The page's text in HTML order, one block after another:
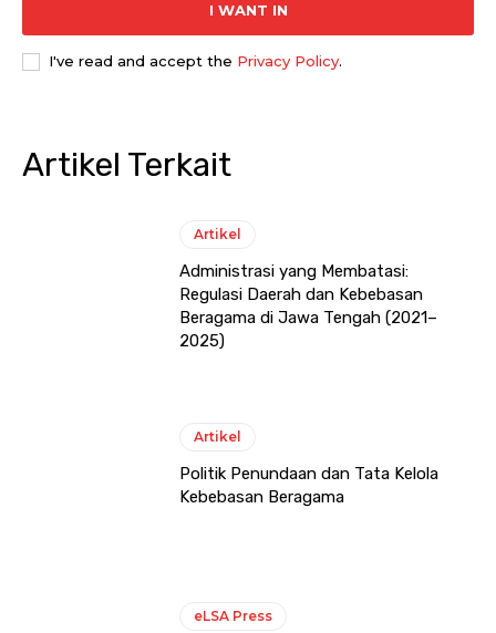
I WANT IN
I've read and accept the Privacy Policy.
Artikel Terkait
Artikel
Administrasi yang Membatasi:
Regulasi Daerah dan Kebebasan
Beragama di Jawa Tengah (2021–
2025)
Artikel
Politik Penundaan dan Tata Kelola
Kebebasan Beragama
eLSA Press